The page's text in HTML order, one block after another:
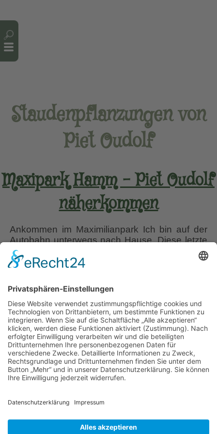
Staudenpflanzungen von
Piet Oudolf
Maxipark Hamm – Piet Oudolf
näherkommen
Ankommen im Maximilianpark Ich bin auf der
Autobahn unterwegs nach Hause. Diese letzte
sinnlose Kilometerfresserei ist mir ziemlich das
Verhassteste, was mir regelmäßig am Ende der
keine Lust auf Bleifuß im Auto hat? Richtig, ich
weiche von meiner Route ab und
programmiere statt „Home“…Maxipark
Hamm
–
Piet
Oudolf
näherkommen
Liebe Leser! Ihr könnt euch per E-Mail
informieren lassen, wenn neue Artikel auf
Wurzerlsgarten erscheinen.Folgt dafür einfach
diesem Link und gebt dort eure E-Mailadresse
6. Oktober 2023